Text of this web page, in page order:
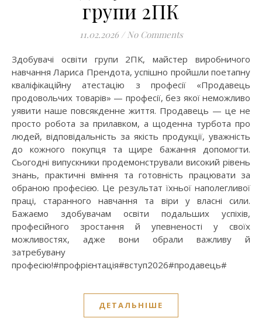
групи 2ПК
11.02.2026 / No Comments
Здобувачі освіти групи 2ПК, майстер виробничого
навчання Лариса Прендота, успішно пройшли поетапну
кваліфікаційну атестацію з професії «Продавець
продовольчих товарів» — професії, без якої неможливо
уявити наше повсякденне життя. Продавець — це не
просто робота за прилавком, а щоденна турбота про
людей, відповідальність за якість продукції, уважність
до кожного покупця та щире бажання допомогти.
Сьогодні випускники продемонстрували високий рівень
знань, практичні вміння та готовність працювати за
обраною професією. Це результат їхньої наполегливої
праці, старанного навчання та віри у власні сили.
Бажаємо здобувачам освіти подальших успіхів,
професійного зростання й упевненості у своїх
можливостях, адже вони обрали важливу й
затребувану
професію!#профрієнтація#вступ2026#продавець#
ДЕТАЛЬНІШЕ